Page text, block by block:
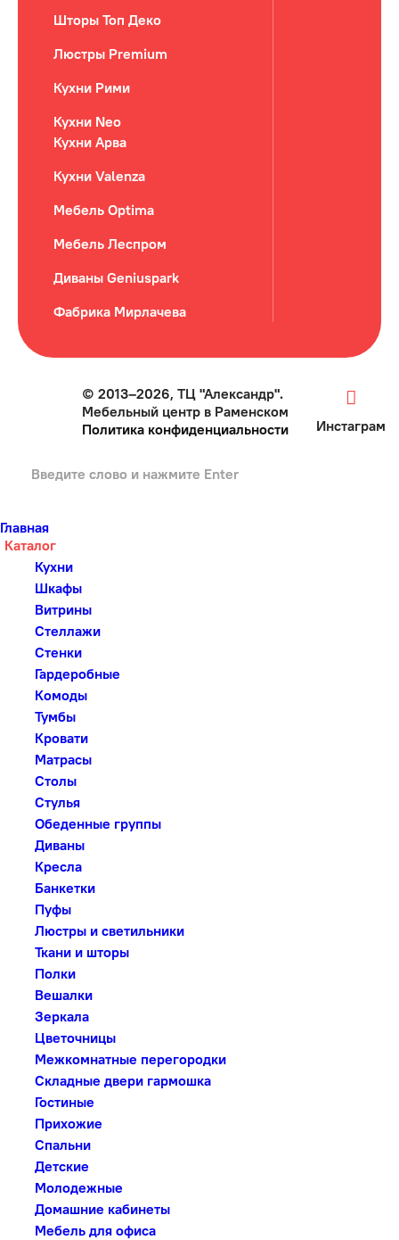
Шторы Топ Деко
Люстры Premium
Кухни Рими
Кухни Neo
Кухни Арва
Кухни Valenza
Мебель Optima
Мебель Леспром
Диваны Geniuspark
Фабрика Мирлачева
© 2013–2026, ТЦ "Александр".
Мебельный центр в Раменском
Политика конфиденциальности
Инстаграм
Главная
Каталог
Кухни
Шкафы
Витрины
Стеллажи
Стенки
Гардеробные
Комоды
Тумбы
Кровати
Матрасы
Столы
Стулья
Обеденные группы
Диваны
Кресла
Банкетки
Пуфы
Люстры и светильники
Ткани и шторы
Полки
Вешалки
Зеркала
Цветочницы
Межкомнатные перегородки
Складные двери гармошка
Гостиные
Прихожие
Спальни
Детские
Молодежные
Домашние кабинеты
Мебель для офиса